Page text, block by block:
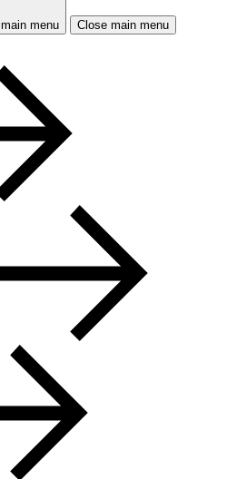
main menu Close main menu